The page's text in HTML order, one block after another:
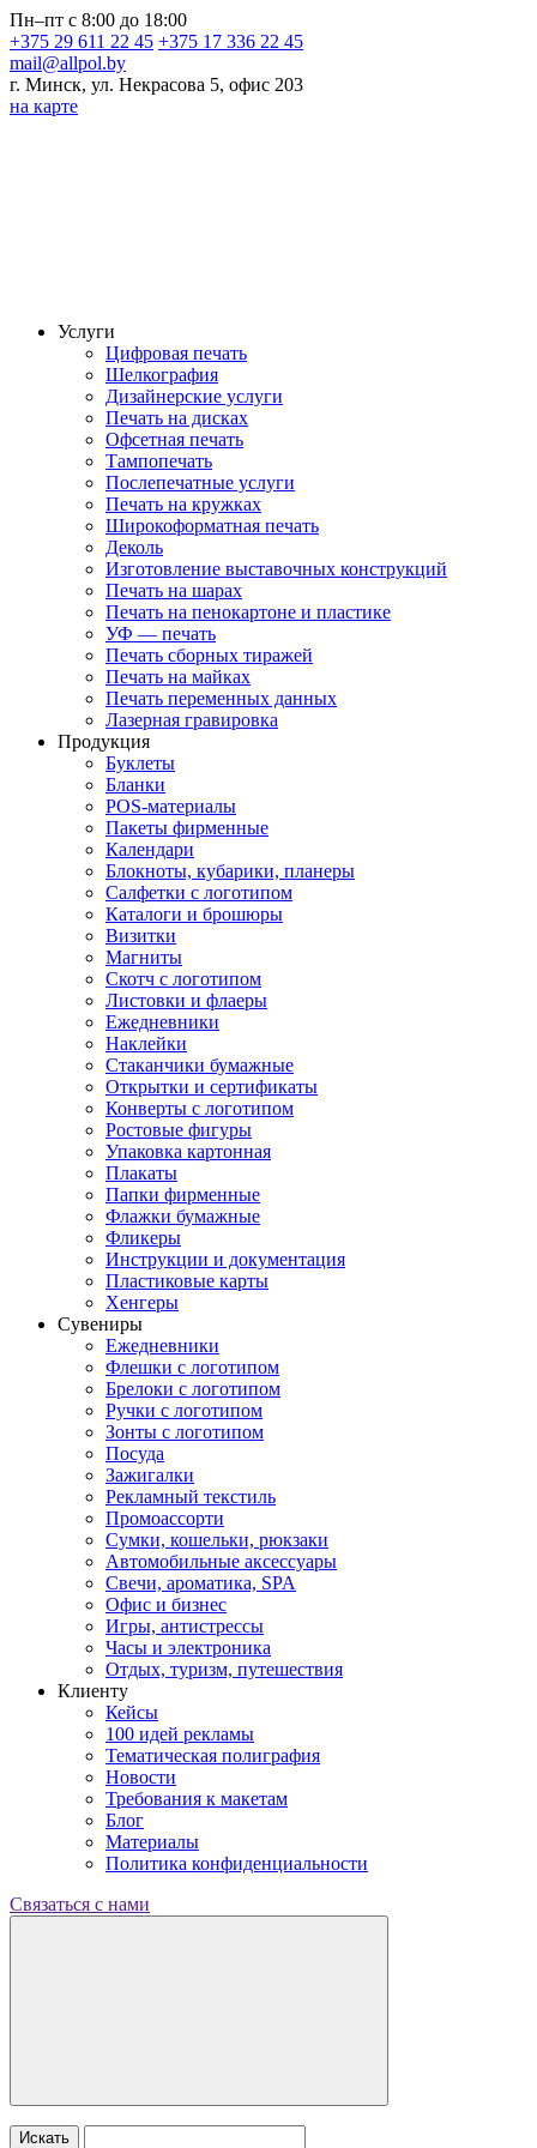
Пн–пт с 8:00 до 18:00
+375 29 611 22 45 +375 17 336 22 45
mail@allpol.by
г. Минск, ул. Некрасова 5, офис 203
на карте
Услуги
Цифровая печать
Шелкография
Дизайнерские услуги
Печать на дисках
Офсетная печать
Тампопечать
Послепечатные услуги
Печать на кружках
Широкоформатная печать
Деколь
Изготовление выставочных конструкций
Печать на шарах
Печать на пенокартоне и пластике
УФ — печать
Печать сборных тиражей
Печать на майках
Печать переменных данных
Лазерная гравировка
Продукция
Буклеты
Бланки
POS-материалы
Пакеты фирменные
Календари
Блокноты, кубарики, планеры
Салфетки с логотипом
Каталоги и брошюры
Визитки
Магниты
Скотч с логотипом
Листовки и флаеры
Ежедневники
Наклейки
Стаканчики бумажные
Открытки и сертификаты
Конверты с логотипом
Ростовые фигуры
Упаковка картонная
Плакаты
Папки фирменные
Флажки бумажные
Фликеры
Инструкции и документация
Пластиковые карты
Хенгеры
Сувениры
Ежедневники
Флешки с логотипом
Брелоки с логотипом
Ручки с логотипом
Зонты с логотипом
Посуда
Зажигалки
Рекламный текстиль
Промоассорти
Сумки, кошельки, рюкзаки
Автомобильные аксессуары
Свечи, ароматика, SPA
Офис и бизнес
Игры, антистрессы
Часы и электроника
Отдых, туризм, путешествия
Клиенту
Кейсы
100 идей рекламы
Тематическая полиграфия
Новости
Требования к макетам
Блог
Материалы
Политика конфиденциальности
Связаться с нами
Искать